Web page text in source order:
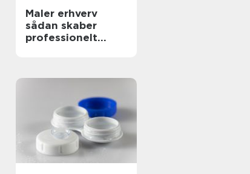
Maler erhverv
sådan skaber
professionelt